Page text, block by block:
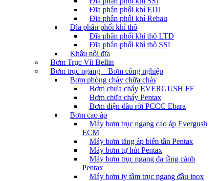
Đĩa phân phối khí EDI
Đĩa phân phối khí Rehau
Đĩa phân phối khí thô
Đĩa phân phối khí thô LTD
Đĩa phân phối khí thô SSI
Khâu nối đĩa
Bơm Trục Vít Bellin
Bơm trục ngang – Bơm công nghiệp
Bơm phòng cháy chữa cháy
Bơm chưa cháy EVERGUSH FF
Bơm chữa cháy Pentax
Bơm điện đầu rời PCCC Ebara
Bơm cao áp
Máy bơm trục ngang cao áp Evergush
ECM
Máy bơm tăng áp biến tần Pentax
Máy bơm tự hút Pentax
Máy bơm trục ngang đa tầng cánh
Pentax
Máy bơm ly tâm trục ngang đầu inox